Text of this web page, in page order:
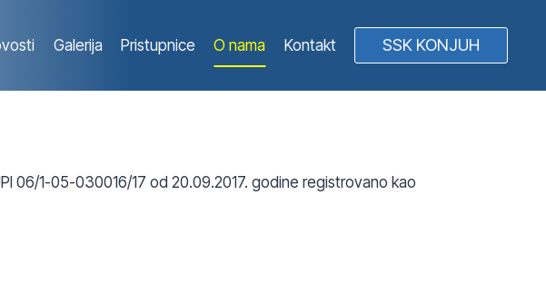
Galerija Pristupnice O nama Kontakt SSK KONJUH
06/1-05-030016/17 od 20.09.2017. godine registrovano kao